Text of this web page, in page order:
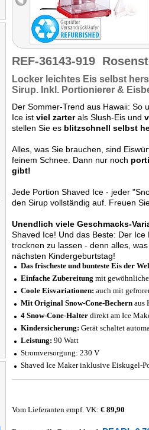
REF-36143-919
Locker leichtes Eis selbst
Sirup. Inkl. Portionierer &
Der Sommer-Trend aus Hawaii: So
Ice ist viel zarterals Slush-Eis und
stellen Sie es blitzschnell selbst
Alles, was Sie brauchen, sind
feinem Schnee. Dann nur noch
gibt!
Jede Portion Shaved Ice - jeder
den Sirup vollständig auf. Freuen
Unendlich viele Geschmacks-
Shaved Ice! Und das Beste: Der
trocknen zu lassen - denn alles,
nächsten Kindergeburtstag!
Das frischeste und bunteste Eis der
Einfache Zubereitung mit
Coole Eisvariationen: auch mit
Mit Original Snow-Cone-Bechern aus
4 Snow-Cone-Halter direkt am Ice
Kindersicherung: Gerät schaltet
Leistung: 90 Watt
Stromversorgung: 230 V
Shaved Ice Maker inklusive Eiskugel-
Vom Lieferanten empf. VK: € 89,90